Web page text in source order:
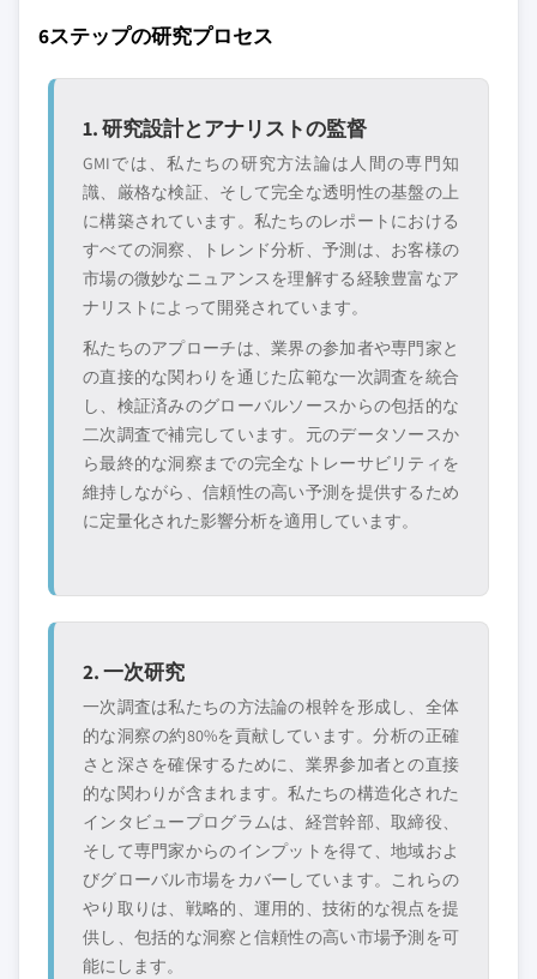
ルセクションは戦略的に重要なプレイヤーに
焦点を当てており、市場規模の範囲を定義す
競合環境には以下も含まれる可能性があります
グローバルトップ
層に属さない地
域・国内限定のリ
ーダー企業
市場アクセスを支
配する販売代理店
やチャネルパート
ナー
新興の破壊的企
プ、または隣接業
界からの参入者
特定の用途やエン
ドユースに特化し
たニッチプレイヤ
ー
無料カスタマイズ - レポート価値の最大
20%
特定のデータが必要ですか？カスタマイ
ズをリクエストして、正確な要件に合わ
カスタマイズを依頼する →
6ステップの研究プロセス
1. 研究設計とアナリストの監督
GMIでは、私たちの研究方法論は人間の専門知
識、厳格な検証、そして完全な透明性の基盤の上
に構築されています。私たちのレポートにおける
すべての洞察、トレンド分析、予測は、お客様の
市場の微妙なニュアンスを理解する経験豊富なア
ナリストによって開発されています。
私たちのアプローチは、業界の参加者や専門家と
の直接的な関わりを通じた広範な一次調査を統合
し、検証済みのグローバルソースからの包括的な
二次調査で補完しています。元のデータソースか
ら最終的な洞察までの完全なトレーサビリティを
維持しながら、信頼性の高い予測を提供するため
に定量化された影響分析を適用しています。
2. 一次研究
一次調査は私たちの方法論の根幹を形成し、全体
的な洞察の約80%を貢献しています。分析の正確
さと深さを確保するために、業界参加者との直接
的な関わりが含まれます。私たちの構造化された
インタビュープログラムは、経営幹部、取締役、
そして専門家からのインプットを得て、地域およ
びグローバル市場をカバーしています。これらの
やり取りは、戦略的、運用的、技術的な視点を提
供し、包括的な洞察と信頼性の高い市場予測を可
能にします。